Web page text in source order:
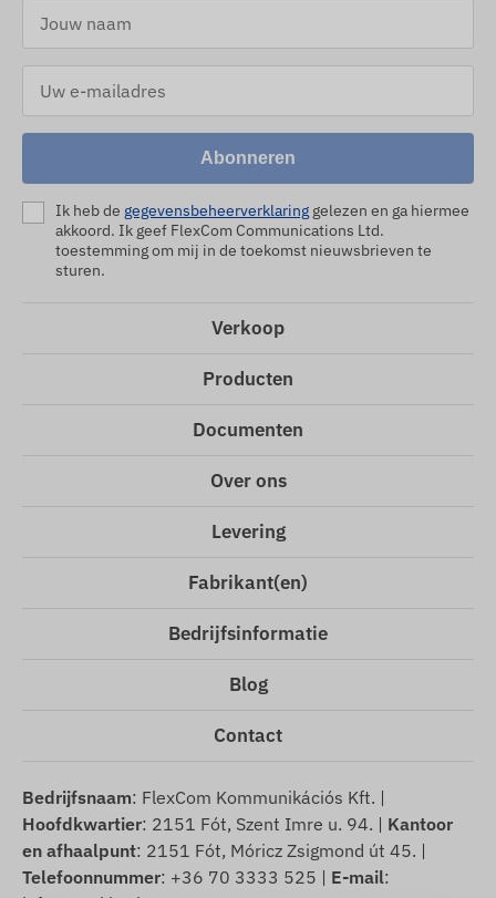
Abonneren
Ik heb de gegevensbeheerverklaring gelezen en ga hiermee
akkoord. Ik geef FlexCom Communications Ltd.
toestemming om mij in de toekomst nieuwsbrieven te
sturen.
Verkoop
Producten
Documenten
Over ons
Levering
Fabrikant(en)
Bedrijfsinformatie
Blog
Contact
Bedrijfsnaam: FlexCom Kommunikációs Kft. |
Hoofdkwartier: 2151 Fót, Szent Imre u. 94. | Kantoor
en afhaalpunt: 2151 Fót, Móricz Zsigmond út 45. |
Telefoonnummer: +36 70 3333 525 | E-mail: